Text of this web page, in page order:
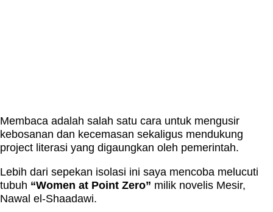
Membaca adalah salah satu cara untuk mengusir
kebosanan dan kecemasan sekaligus mendukung
project literasi yang digaungkan oleh pemerintah.
Lebih dari sepekan isolasi ini saya mencoba melucuti
tubuh “Women at Point Zero” milik novelis Mesir,
Nawal el-Shaadawi.